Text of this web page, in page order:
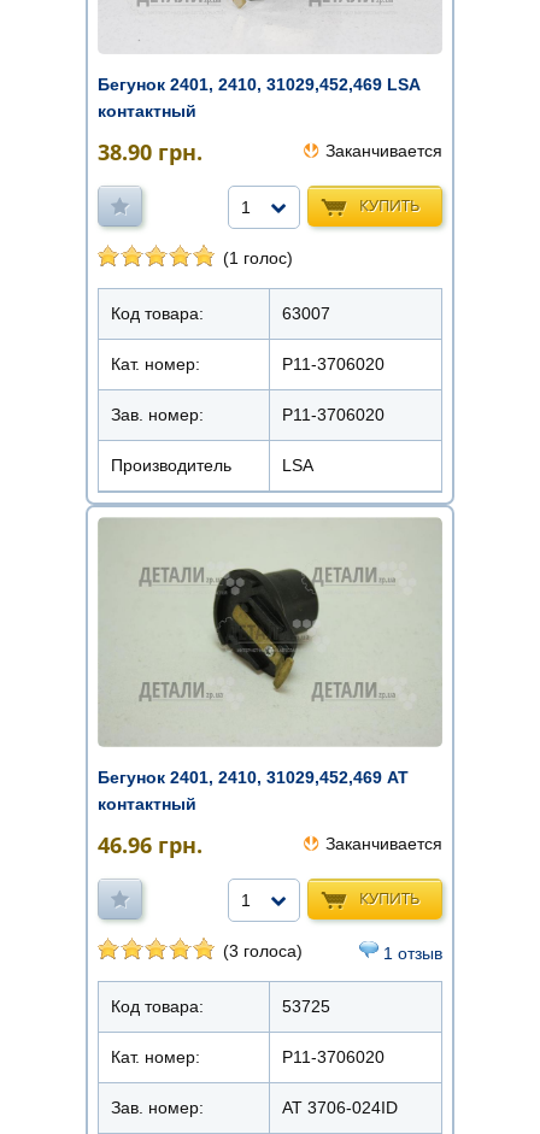
Бегунок 2401, 2410, 31029,452,469 LSA
контактный
38.90 грн. Заканчивается
КУПИТЬ
1
(1 голос)
Код товара: 63007
Кат. номер: Р11-3706020
Зав. номер: Р11-3706020
Производитель LSA
Бегунок 2401, 2410, 31029,452,469 АТ
контактный
46.96 грн. Заканчивается
КУПИТЬ
1
(3 голоса) 1 отзыв
Код товара: 53725
Кат. номер: Р11-3706020
Зав. номер: AT 3706-024ID